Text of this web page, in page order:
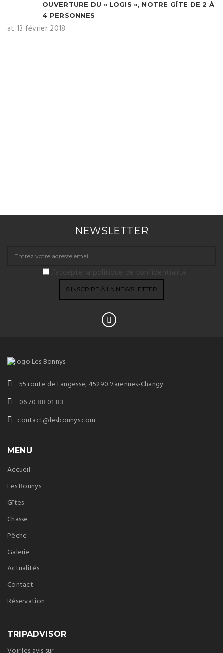
OUVERTURE DU « LOGIS », NOTRE GÎTE DE 2 À
4 PERSONNES
at 13 février 2018
NEWSLETTER
J'accepte la politique de confidentialité.
55 route de Langesse, 45290 Varennes-Changy
06 70 88 01 83
contact@lesbonnys.com
MENU
Accueil
Les Bonnys
Gîtes
Chasse
Pêche
Galerie
Actualités
Contact
Réservation
TRIPADVISOR